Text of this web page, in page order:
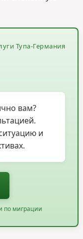
Тупа-Германия
вам?
и
по миграции